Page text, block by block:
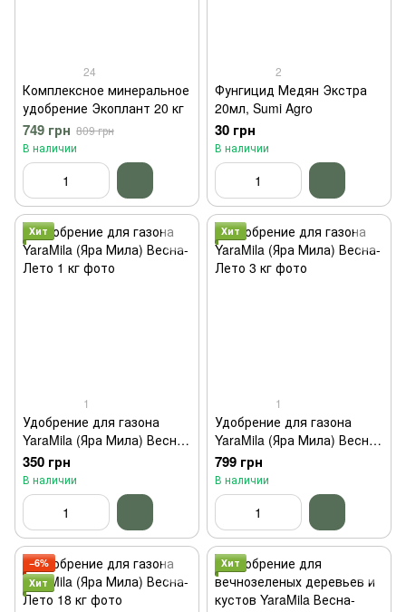
24
Комплексное минеральное
удобрение Экоплант 20 кг
749 грн 809 грн
В наличии
2
Фунгицид Медян Экстра
20мл, Sumi Agro
30 грн
В наличии
Хит
1
Удобрение для газона
YaraMila (Яра Мила) Весна-
Лето 1 кг
350 грн
В наличии
Хит
1
Удобрение для газона
YaraMila (Яра Мила) Весна-
Лето 3 кг
799 грн
В наличии
−6%
Хит
Хит